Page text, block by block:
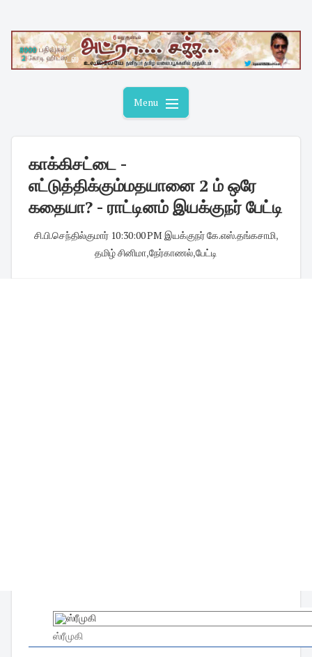
content
Menu
காக்கிசட்டை -
எட்டுத்திக்கும்மதயானை 2 ம் ஒரே
கதையா? - ராட்டினம் இயக்குநர் பேட்டி
சி.பி.செந்தில்குமார்· 10:30:00 PM இயக்குநர் கே.எஸ்.தங்கசாமி,
தமிழ் சினிமா,நேர்காணல்,பேட்டி
ஸ்ரீமுகி